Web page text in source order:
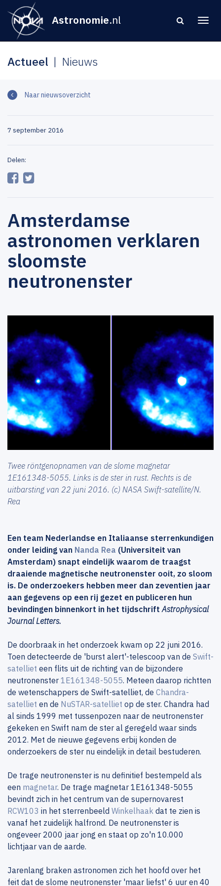
Astronomie.nl
Actueel Nieuws
Naar nieuwsoverzicht
7 september 2016
Delen:
Amsterdamse
astronomen verklaren
sloomste
neutronenster
Twee röntgenopnamen van de slome magnetar
1E161348-5055. Links is de ster in rust. Rechts is de
uitbarsting van 22 juni 2016. (c) NASA Swift-satellite/N.
Rea
Een team Nederlandse en Italiaanse sterrenkundigen
onder leiding van Nanda Rea (Universiteit van
Amsterdam) snapt eindelijk waarom de traagst
draaiende magnetische neutronenster ooit, zo sloom
is. De onderzoekers hebben meer dan zeventien jaar
aan gegevens op een rij gezet en publiceren hun
bevindingen binnenkort in het tijdschriftAstrophysical
Journal Letters.
De doorbraak in het onderzoek kwam op 22 juni 2016.
Toen detecteerde de 'burst alert'-telescoop van de Swift-
satelliet een flits uit de richting van de bijzondere
neutronenster 1E161348-5055. Meteen daarop richtten
de wetenschappers de Swift-satelliet, de Chandra-
satelliet en de NuSTAR-satelliet op de ster. Chandra had
al sinds 1999 met tussenpozen naar de neutronenster
gekeken en Swift nam de ster al geregeld waar sinds
2012. Met de nieuwe gegevens erbij konden de
onderzoekers de ster nu eindelijk in detail bestuderen.
De trage neutronenster is nu definitief bestempeld als
een magnetar. De trage magnetar 1E161348-5055
bevindt zich in het centrum van de supernovarest
RCW103 in het sterrenbeeld Winkelhaak dat te zien is
vanaf het zuidelijk halfrond. De neutronenster is
ongeveer 2000 jaar jong en staat op zo'n 10.000
lichtjaar van de aarde.
Jarenlang braken astronomen zich het hoofd over het
feit dat de slome neutronenster 'maar liefst' 6 uur en 40